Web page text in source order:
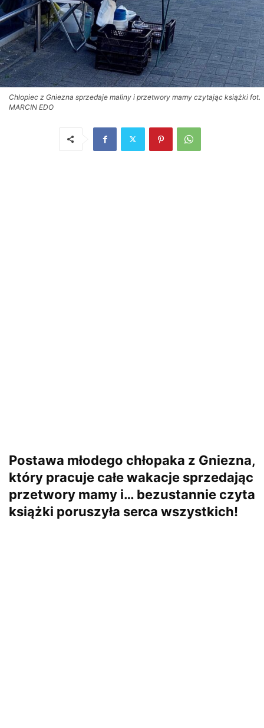
Chłopiec z Gniezna sprzedaje maliny i przetwory mamy czytając książki fot.
MARCIN EDO
Postawa młodego chłopaka z Gniezna,
który pracuje całe wakacje sprzedając
przetwory mamy i… bezustannie czyta
książki poruszyła serca wszystkich!